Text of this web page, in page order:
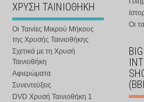
ΧΡΥΣΗ ΤΑΙΝΙΟΘΗΚΗ
Οι Ταινίες Μικρού Μήκους
της Χρυσής Ταινιοθήκης
Σχετικά με τη Χρυσή
Ταινιοθήκη
Αφιερώματα
Συνεντεύξεις
DVD Χρυσή Ταινιοθήκη 1
Οι